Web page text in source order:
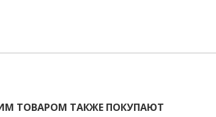
ТОВАРОМ ТАКЖЕ ПОКУПАЮТ